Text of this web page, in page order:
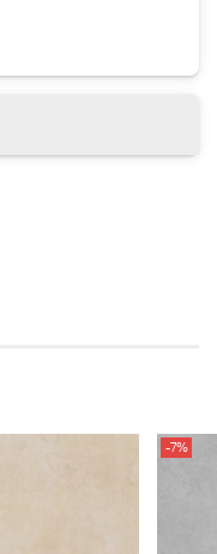
-7%